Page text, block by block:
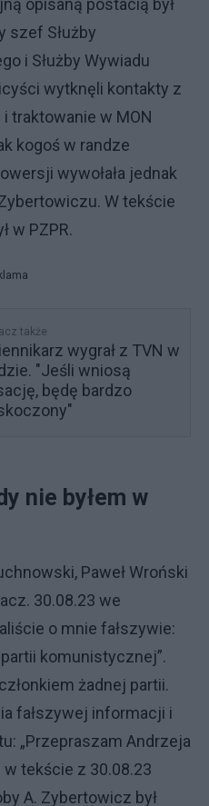
opisaną postacią był
szef Służby
i Służby Wywiadu
wytknęli kontakty z
traktowanie w MON
kogoś w randze
wywołała jednak
W tekście
w PZPR.
także
wygrał z TVN w
"Jeśli wniosą
będę bardzo
nie byłem w
Paweł Wroński
30.08.23 we
o mnie fałszywie:
komunistycznej”.
żadnej partii.
fałszywej informacji i
„Przepraszam Andrzeja
tekście z 30.08.23
A. Zybertowicz był